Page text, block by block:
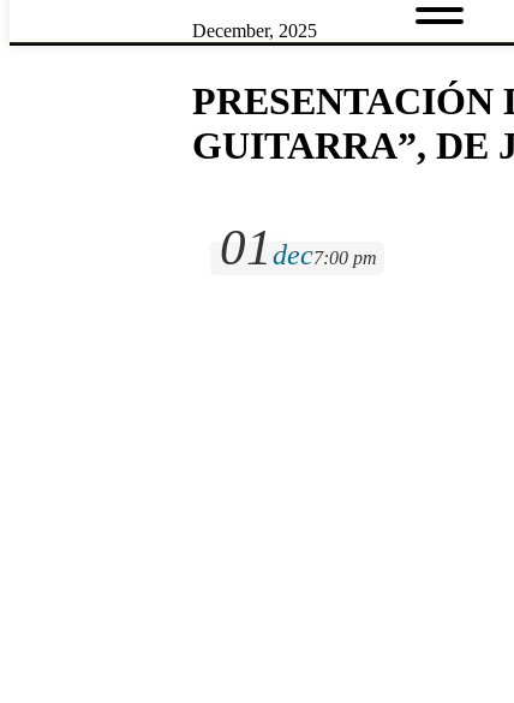
December, 2025
PRESENTACIÓN
GUITARRA”, DE
01dec7:00 pm